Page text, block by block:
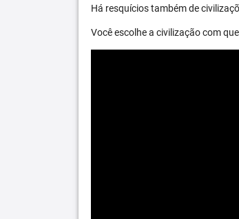
Há resquícios também de
Você escolhe a civilização com